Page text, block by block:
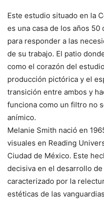
Este estudio situado en la
es una casa de los años
para responder a las
de su trabajo. El patio
como el corazón del
producción pictórica y el
transición entre ambos y
funciona como un filtro no
anímico.
Melanie Smith nació en
visuales en Reading
Ciudad de México. Este
decisiva en el desarrollo
caracterizado por la
estéticas de las